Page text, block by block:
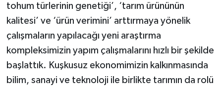
tohum türlerinin genetiği’, ‘tarım ürününün
kalitesi’ ve ‘ürün verimini’ arttırmaya yönelik
çalışmaların yapılacağı yeni araştırma
kompleksimizin yapım çalışmalarını hızlı bir şekilde
başlattık. Kuşkusuz ekonomimizin kalkınmasında
bilim, sanayi ve teknoloji ile birlikte tarımın da rolü